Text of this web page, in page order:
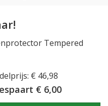
Tempered
€ 46,98
€ 6,00